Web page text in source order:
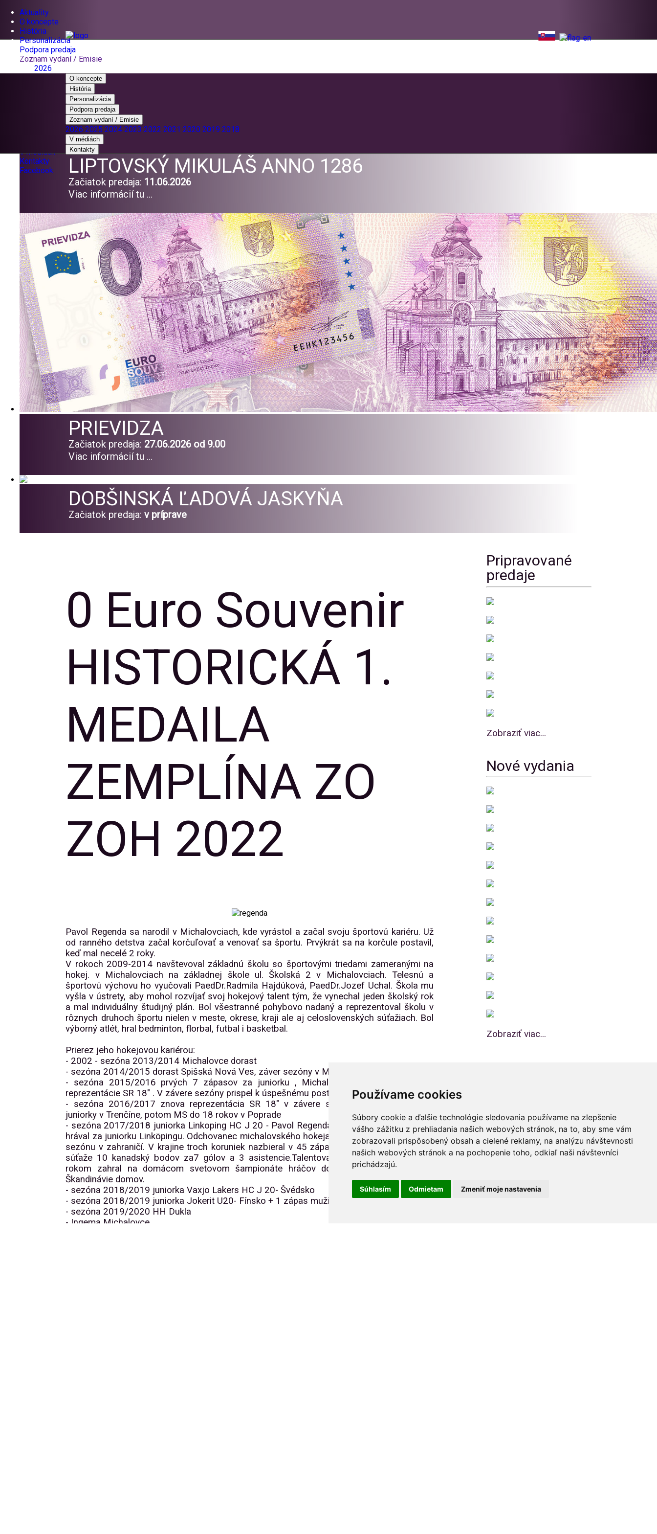
Používame cookies
Súbory cookie a ďalšie technológie sledovania používame na zlepšenie
vášho zážitku z prehliadania našich webových stránok, na to, aby sme vám
zobrazovali prispôsobený obsah a cielené reklamy, na analýzu návštevnosti
našich webových stránok a na pochopenie toho, odkiaľ naši návštevníci
prichádzajú.
Súhlasím Odmietam Zmeniť moje nastavenia
Aktuality
O koncepte
História
Personalizácia
Podpora predaja
Zoznam vydaní / Emisie
2026
V médiách
Kontakty
Facebook
O koncepte
História
Personalizácia
Podpora predaja
Zoznam vydaní / Emisie
2026 2025 2024 2023 2022 2021 2020 2019 2018
V médiách
Kontakty
LIPTOVSKÝ MIKULÁŠ ANNO 1286
Začiatok predaja: 11.06.2026
Viac informácií tu ...
PRIEVIDZA
Začiatok predaja: 27.06.2026 od 9.00
Viac informácií tu ...
DOBŠINSKÁ ĽADOVÁ JASKYŇA
Začiatok predaja: v príprave
Pripravované
predaje
Zobraziť viac...
Nové vydania
Zobraziť viac...
0 Euro Souvenir
HISTORICKÁ 1.
MEDAILA
ZEMPLÍNA ZO
ZOH 2022
Pavol Regenda sa narodil v Michalovciach, kde vyrástol a začal svoju športovú kariéru. Už
od ranného detstva začal korčuľovať a venovať sa športu. Prvýkrát sa na korčule postavil,
keď mal necelé 2 roky.
V rokoch 2009-2014 navštevoval základnú školu so športovými triedami zameranými na
hokej. v Michalovciach na základnej škole ul. Školská 2 v Michalovciach. Telesnú a
športovú výchovu ho vyučovali PaedDr.Radmila Hajdúková, PaedDr.Jozef Uchal. Škola mu
vyšla v ústrety, aby mohol rozvíjať svoj hokejový talent tým, že vynechal jeden školský rok
a mal individuálny študijný plán. Bol všestranné pohybovo nadaný a reprezentoval školu v
rôznych druhoch športu nielen v meste, okrese, kraji ale aj celoslovenských súťažiach. Bol
výborný atlét, hral bedminton, florbal, futbal i basketbal.
Prierez jeho hokejovou kariérou:
- 2002 - sezóna 2013/2014 Michalovce dorast
- sezóna 2014/2015 dorast Spišská Nová Ves, záver sezóny v Michalovciach
- sezóna 2015/2016 prvých 7 zápasov za juniorku , Michalovce, účasť v " projekte
reprezentácie SR 18" . V závere sezóny prispel k úspešnému postupu do extraligy"
- sezóna 2016/2017 znova reprezentácia SR 18" v závere sezóny playoff dorastu a
juniorky v Trenčíne, potom MS do 18 rokov v Poprade
- sezóna 2017/2018 juniorka Linkoping HC J 20 - Pavol Regenda okúsil hokej vo Švédsku,
hrával za juniorku Linköpingu. Odchovanec michalovského hokeja má za sebou premiérovú
sezónu v zahraničí. V krajine troch koruniek nazbieral v 45 zápasoch najvyššej juniorskej
súťaže 10 kanadský bodov za7 gólov a 3 asistencie.Talentovaný útočník, ktorý si pred
rokom zahral na domácom svetovom šampionáte hráčov do 18 rokov, sa vrátil zo
Škandinávie domov.
- sezóna 2018/2019 juniorka Vaxjo Lakers HC J 20- Švédsko
- sezóna 2018/2019 juniorka Jokerit U20- Fínsko + 1 zápas muži Kiekko Vantaa, Fínsko
- sezóna 2019/2020 HH Dukla
- Ingema Michalovce.